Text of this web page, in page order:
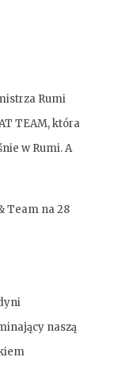
Rumi
TEAM, która
w Rumi. A
Team na 28
naszą